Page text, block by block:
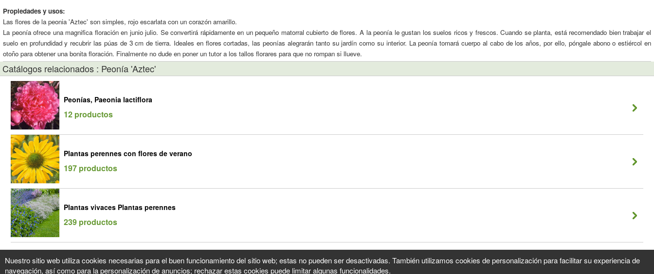
Propiedades y usos:
Las flores de la peonia 'Aztec' son simples, rojo escarlata con un corazón amarillo.
La peonía ofrece una magnifica floración en junio julio. Se convertirá rápidamente en un pequeño matorral cubierto de flores. A la peonía le gustan los suelos ricos y frescos. Cuando se planta, está recomendado bien trabajar el
suelo en profundidad y recubrir las púas de 3 cm de tierra. Ideales en flores cortadas, las peonías alegrarán tanto su jardín como su interior. La peonía tomará cuerpo al cabo de los años, por ello, póngale abono o estiércol en
otoño para obtener una bonita floración. Finalmente no dude en poner un tutor a los tallos florares para que no rompan si llueve.
Catálogos relacionados : Peonía 'Aztec'
Peonías, Paeonia lactiflora
12 productos
Plantas perennes con flores de verano
197 productos
Plantas vivaces Plantas perennes
239 productos
Nuestro sitio web utiliza cookies necesarias para el buen funcionamiento del sitio web; estas no pueden ser desactivadas. También utilizamos cookies de personalización para facilitar su experiencia de
navegación, así como para la personalización de anuncios; rechazar estas cookies puede limitar algunas funcionalidades.